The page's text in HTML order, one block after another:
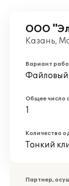
ООО
Казань,
Вариант
Файловый
Общее число
1
Количество
Тонкий
Партнер,